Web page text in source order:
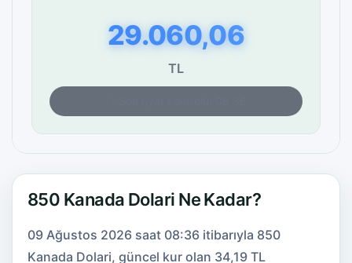
29.060,06
TL
850 Kanada Dolari Ne Kadar?
09 Ağustos 2026 saat 08:36 itibarıyla 850
Kanada Dolari, güncel kur olan 34,19 TL